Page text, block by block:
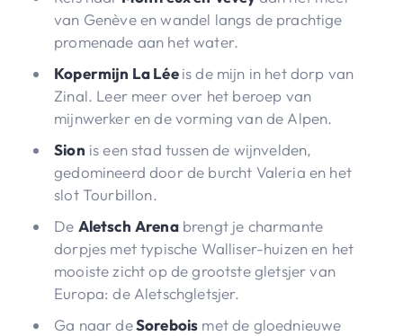
van Genève en wandel langs de prachtige
promenade aan het water.
Kopermijn La Léeis de mijn in het dorp van
Zinal. Leer meer over het beroep van
mijnwerker en de vorming van de Alpen.
Sion is een stad tussen de wijnvelden,
gedomineerd door de burcht Valeria en het
slot Tourbillon.
De Aletsch Arenabrengt je charmante
dorpjes met typische Walliser-huizen en het
mooiste zicht op de grootste gletsjer van
Europa: de Aletschgletsjer.
Ga naar deSorebois met de gloednieuwe